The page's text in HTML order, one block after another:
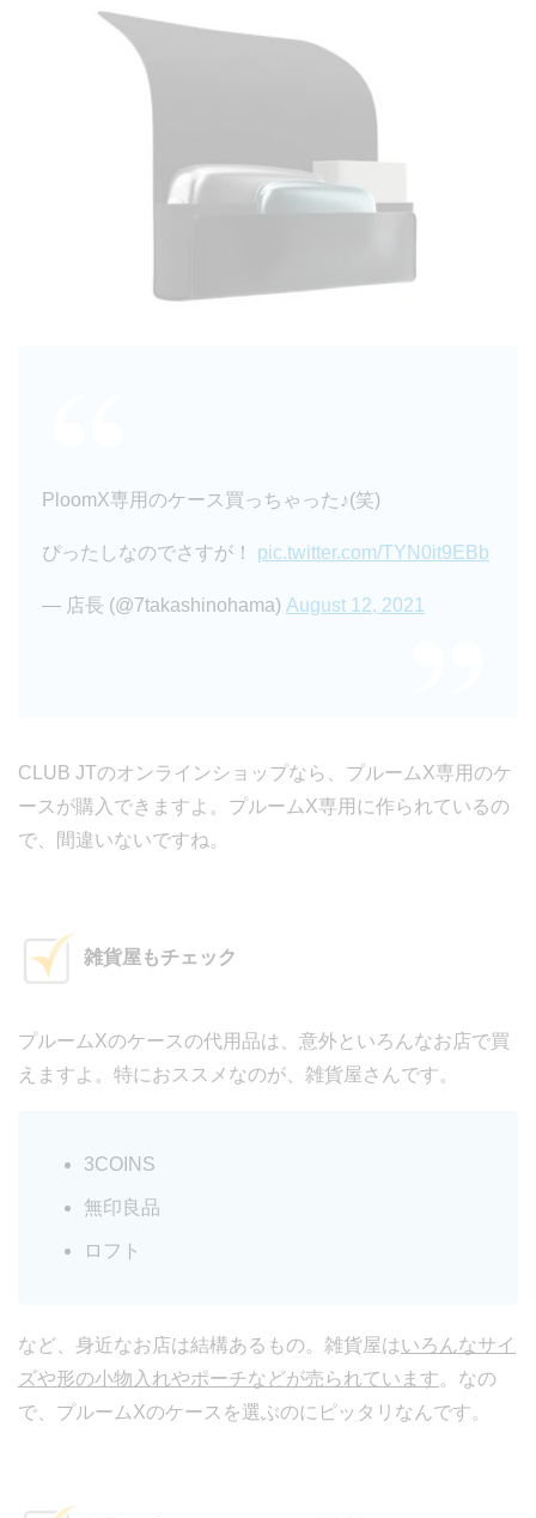
PloomX専用のケース買っちゃった♪(笑)
ぴったしなのでさすが！ pic.twitter.com/TYN0it9EBb
— 店長 (@7takashinohama) August 12, 2021
CLUB JTのオンラインショップなら、プルームX専用のケ
ースが購入できますよ。プルームX専用に作られているの
で、間違いないですね。
雑貨屋もチェック
プルームXのケースの代用品は、意外といろんなお店で買
えますよ。特におススメなのが、雑貨屋さんです。
3COINS
無印良品
ロフト
など、身近なお店は結構あるもの。雑貨屋はいろんなサイ
ズや形の小物入れやポーチなどが売られています。なの
で、プルームXのケースを選ぶのにピッタリなんです。